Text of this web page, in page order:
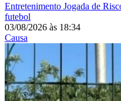
Entretenimento Jogada de
futebol
03/08/2026 às 18:34
Causa